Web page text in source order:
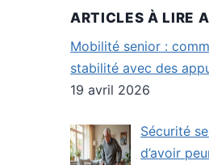
ARTICLES À LIRE
Mobilité senior :
stabilité avec des
19 avril 2026
Sécurité
d’avoir